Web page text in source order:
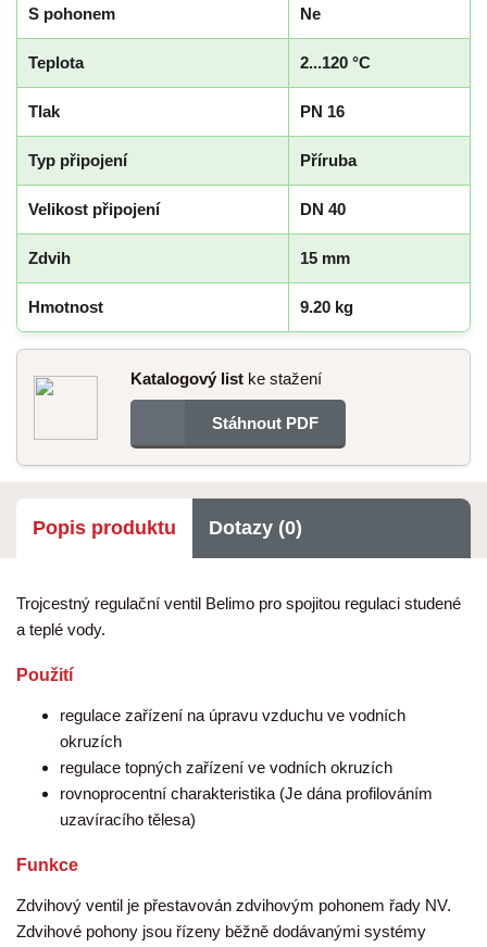
S pohonem Ne
Teplota 2...120 °C
Tlak PN 16
Typ připojení Příruba
Velikost připojení DN 40
Zdvih 15 mm
Hmotnost 9.20 kg
Katalogový list ke stažení
Stáhnout PDF
Popis produktu Dotazy (0)
Trojcestný regulační ventil Belimo pro spojitou regulaci studené
a teplé vody.
Použití
regulace zařízení na úpravu vzduchu ve vodních
okruzích
regulace topných zařízení ve vodních okruzích
rovnoprocentní charakteristika (Je dána profilováním
uzavíracího tělesa)
Funkce
Zdvihový ventil je přestavován zdvihovým pohonem řady NV.
Zdvihové pohony jsou řízeny běžně dodávanými systémy